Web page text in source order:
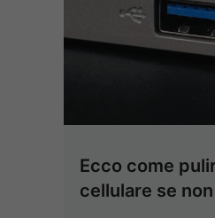
Ecco come
cellulare se